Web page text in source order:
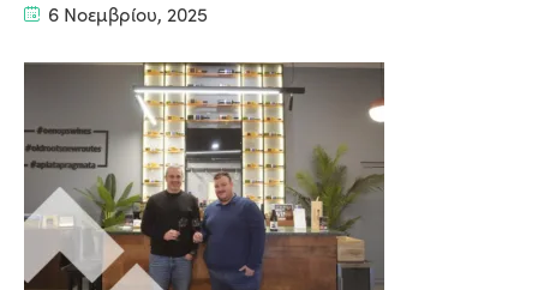
6 Νοεμβρίου, 2025